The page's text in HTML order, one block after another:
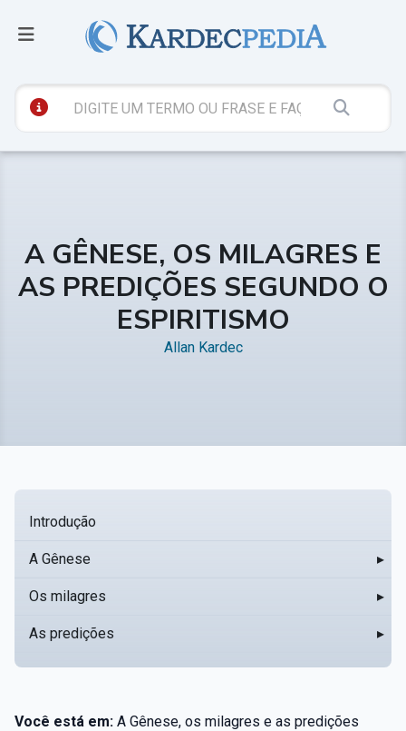
A GÊNESE, OS MILAGRES E
AS PREDIÇÕES SEGUNDO O
ESPIRITISMO
Allan Kardec
Introdução
A Gênese ▸
Os milagres ▸
As predições ▸
Você está em: A Gênese, os milagres e as predições